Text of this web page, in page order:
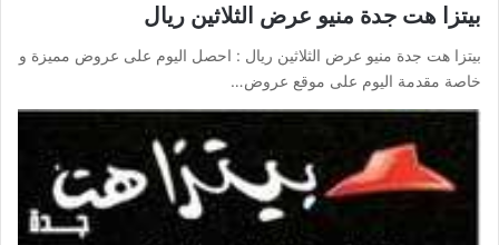
بيتزا هت جدة منيو عرض الثلاثين ريال
بيتزا هت جدة منيو عرض الثلاثين ريال : احصل اليوم على عروض مميزة و
خاصة مقدمة اليوم على موقع عروض…